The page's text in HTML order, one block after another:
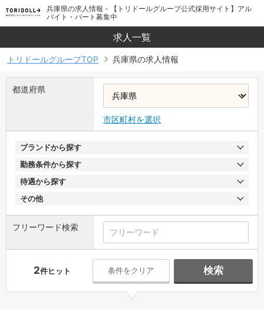
兵庫県の求人情報 - 【トリドールグループ公式採用サイト】アル
バイト・パート募集中
求人一覧
トリドールグループTOP 兵庫県の求人情報
都道府県
市区町村を選択
ブランドから探す
勤務条件から探す
待遇から探す
その他
フリーワード検索
2件ヒット 条件をクリア 検索